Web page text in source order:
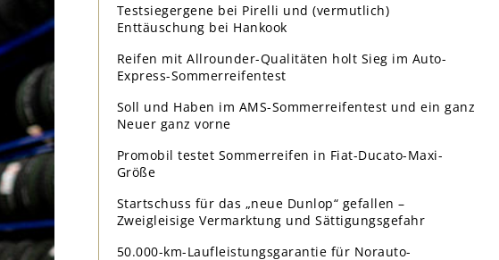
Testsiegergene bei Pirelli und (vermutlich)
Enttäuschung bei Hankook
Reifen mit Allrounder-Qualitäten holt Sieg im Auto-
Express-Sommerreifentest
Soll und Haben im AMS-Sommerreifentest und ein ganz
Neuer ganz vorne
Promobil testet Sommerreifen in Fiat-Ducato-Maxi-
Größe
Startschuss für das „neue Dunlop“ gefallen –
Zweigleisige Vermarktung und Sättigungsgefahr
50.000-km-Laufleistungsgarantie für Norauto-